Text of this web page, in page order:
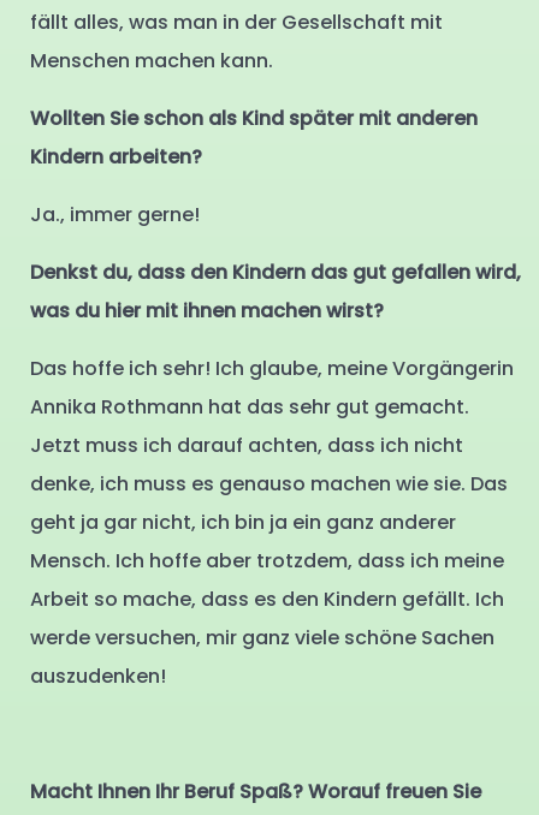
fällt alles, was man in der Gesellschaft mit
Menschen machen kann.
Wollten Sie schon als Kind später mit anderen
Kindern arbeiten?
Ja., immer gerne!
Denkst du, dass den Kindern das gut gefallen wird,
was du hier mit ihnen machen wirst?
Das hoffe ich sehr! Ich glaube, meine Vorgängerin
Annika Rothmann hat das sehr gut gemacht.
Jetzt muss ich darauf achten, dass ich nicht
denke, ich muss es genauso machen wie sie. Das
geht ja gar nicht, ich bin ja ein ganz anderer
Mensch. Ich hoffe aber trotzdem, dass ich meine
Arbeit so mache, dass es den Kindern gefällt. Ich
werde versuchen, mir ganz viele schöne Sachen
auszudenken!
Macht Ihnen Ihr Beruf Spaß? Worauf freuen Sie